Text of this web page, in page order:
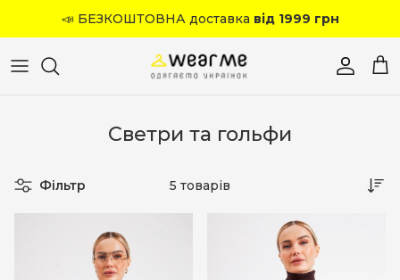
📣 БЕЗКОШТОВНА доставка від 1999 грн
Светри та гольфи
Фільтр 5 товарів